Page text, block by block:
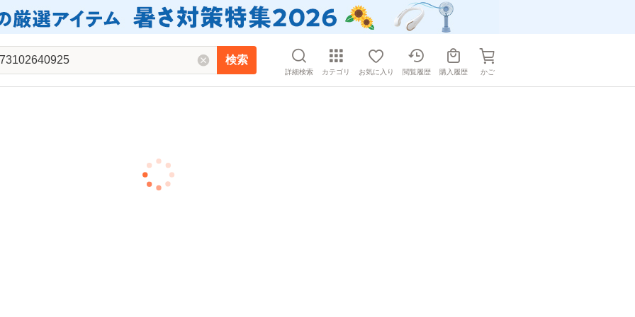
検索
詳細検索 カテゴリ お気に入り 閲覧履歴 購入履歴 かご